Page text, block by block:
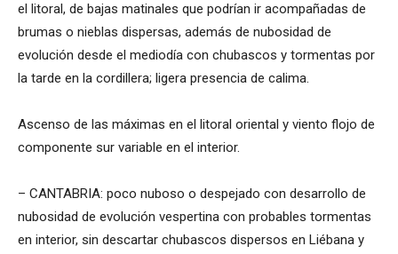
el litoral, de bajas matinales que podrían ir acompañadas de
brumas o nieblas dispersas, además de nubosidad de
evolución desde el mediodía con chubascos y tormentas por
la tarde en la cordillera; ligera presencia de calima.
Ascenso de las máximas en el litoral oriental y viento flojo de
componente sur variable en el interior.
– CANTABRIA: poco nuboso o despejado con desarrollo de
nubosidad de evolución vespertina con probables tormentas
en interior, sin descartar chubascos dispersos en Liébana y